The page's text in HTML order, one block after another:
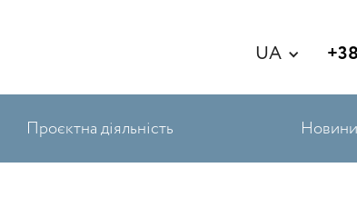
UA
Проєктна діяльність Новини